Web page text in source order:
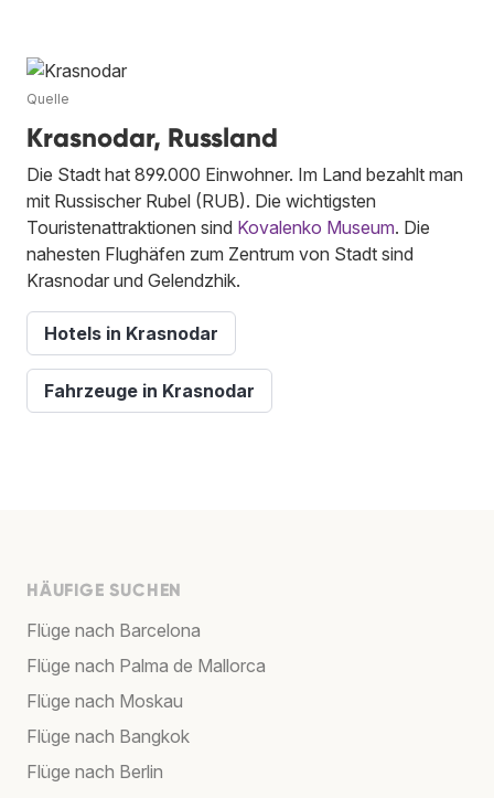
Quelle
Krasnodar, Russland
Die Stadt hat 899.000 Einwohner. Im Land bezahlt man
mit Russischer Rubel (RUB). Die wichtigsten
Touristenattraktionen sind Kovalenko Museum. Die
nahesten Flughäfen zum Zentrum von Stadt sind
Krasnodar und Gelendzhik.
Hotels in Krasnodar
Fahrzeuge in Krasnodar
HÄUFIGE SUCHEN
Flüge nach Barcelona
Flüge nach Palma de Mallorca
Flüge nach Moskau
Flüge nach Bangkok
Flüge nach Berlin